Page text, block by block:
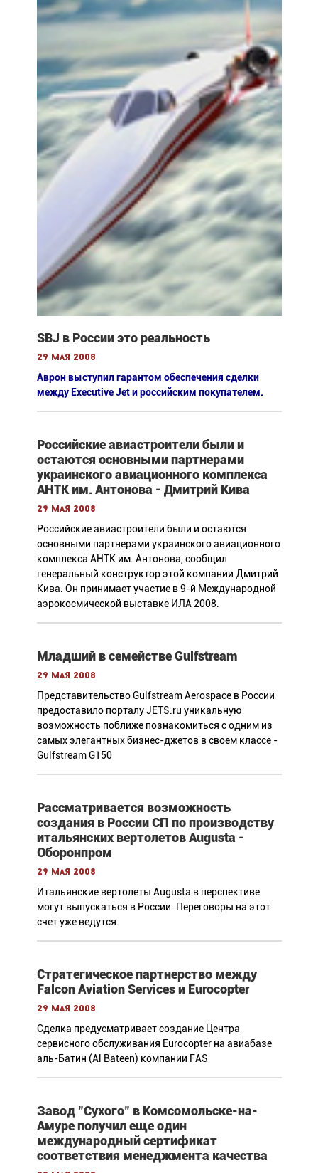
SBJ в России это реальность
29 мая 2008
Аврон выступил гарантом обеспечения сделки
между Executive Jet и российским покупателем.
Российские авиастроители были и
остаются основными партнерами
украинского авиационного комплекса
АНТК им. Антонова - Дмитрий Кива
29 мая 2008
Российские авиастроители были и остаются
основными партнерами украинского авиационного
комплекса АНТК им. Антонова, сообщил
генеральный конструктор этой компании Дмитрий
Кива. Он принимает участие в 9-й Международной
аэрокосмической выставке ИЛА 2008.
Младший в семействе Gulfstream
29 мая 2008
Представительство Gulfstream Aerospace в России
предоставило порталу JETS.ru уникальную
возможность поближе познакомиться с одним из
самых элегантных бизнес-джетов в своем классе -
Gulfstream G150
Рассматривается возможность
создания в России СП по производству
итальянских вертолетов Augusta -
Оборонпром
29 мая 2008
Итальянские вертолеты Augusta в перспективе
могут выпускаться в России. Переговоры на этот
счет уже ведутся.
Стратегическое партнерство между
Falcon Aviation Services и Eurocopter
29 мая 2008
Сделка предусматривает создание Центра
сервисного обслуживания Eurocopter на авиабазе
аль-Батин (Al Bateen) компании FAS
Завод "Сухого" в Комсомольске-на-
Амуре получил еще один
международный сертификат
соответствия менеджмента качества